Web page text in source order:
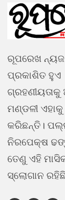
ରୂପରେଖ
ପ୍ରକାଶିତ ହୁଏ
ମଣ୍ଡଳୀ
କରିଛନ୍ତି।
ନିରପେକ୍ଷ
ତେଣୁ ଏହି
ସ୍ଲୋଗାନ